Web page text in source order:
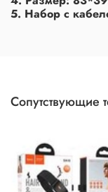
5. Набор с
Сопутствующие